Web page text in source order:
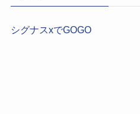
シグナスxでGOGO